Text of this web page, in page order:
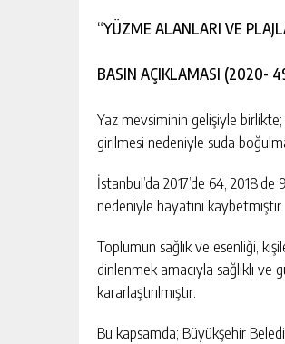
“YÜZME ALANLARI VE
BASIN AÇIKLAMASI (2020-
Yaz mevsiminin gelişiyle
girilmesi nedeniyle suda
İstanbul’da 2017’de 64,
nedeniyle hayatını kaybetmiştir.
Toplumun sağlık ve esenliği,
dinlenmek amacıyla sağlıklı ve
kararlaştırılmıştır.
Bu kapsamda; Büyükşehir